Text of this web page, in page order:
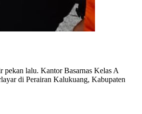
pekan lalu. Kantor Basarnas Kelas A
di Perairan Kalukuang, Kabupaten